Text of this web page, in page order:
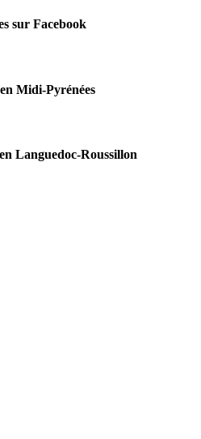
sur Facebook
Midi-Pyrénées
Languedoc-Roussillon